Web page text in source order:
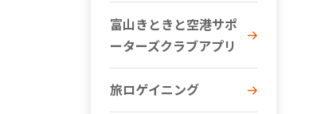
富山きときと空港サポ
ーターズクラブアプリ
旅ロゲイニング